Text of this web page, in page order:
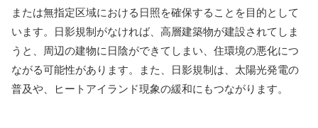
または無指定区域における日照を確保することを目的として
います。日影規制がなければ、高層建築物が建設されてしま
うと、周辺の建物に日陰ができてしまい、住環境の悪化につ
ながる可能性があります。また、日影規制は、太陽光発電の
普及や、ヒートアイランド現象の緩和にもつながります。